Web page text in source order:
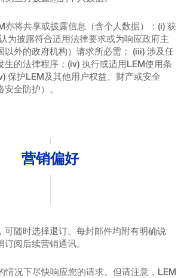
亦将共享或披露信息（含个人数据）：(i) 获
为披露符合适用法律要求或为响应政府主
以外的政府机构）请求所必需； (iii) 涉及任
生的法律程序；(iv) 执行或适用LEM使用条
保护LEM及其他用户权益、财产或安全
安全防护）。
营销偏好
可随时选择退订。每封邮件均附有明确说
阅后续营销通讯。
情况下尽快响应您的请求。但请注意，LEM